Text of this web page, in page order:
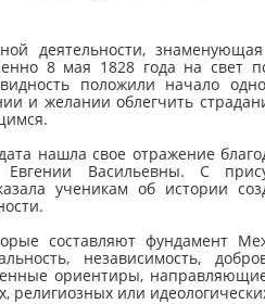
деятельности,
8 мая 1828 года на свет
положили начало
и желании облегчить
нашла свое отражение
Евгении Васильевны. С
ученикам об истории
составляют фундамент
независимость,
ориентиры,
религиозных или